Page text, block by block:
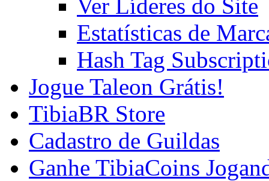
Ver Líderes do Site
Estatísticas de
Hash Tag
Jogue Taleon Grátis!
TibiaBR Store
Cadastro de Guildas
Ganhe TibiaCoins